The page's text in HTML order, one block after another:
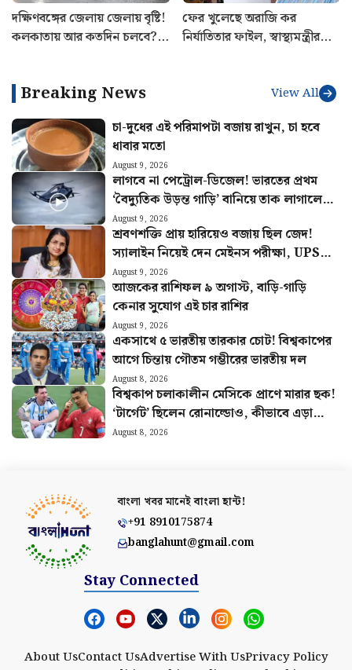
দক্ষিণবঙ্গের জেলায় জেলায় বৃষ্টি!
কলকাতায় আর কতদিন চলবে?
ফের খুলেছে অরাজি কর
নির্যাতিতার ফাইল, স্বাস্থ্যমন্ত্রীর
Breaking News View All
চা-দুধের এই পরিমাপটা বজায় রাখুন, চা হবে
ধাবার মতো
August 9, 2026
লাগবে না পেট্রোল-ডিজেল! ভারতের প্রথম
‘বৈদ্যুতিক উড়ন্ত গাড়ি’ বানিয়ে তাক লাগালেন
উত্তরাখণ্ডের রবি
August 9, 2026
শ্রবণশক্তি প্রায় হারিয়েও বজায় ছিল জেদ!
স্যালাইন নিয়েই দেন মেইনস পরীক্ষা, UPSC-
তে বাজিমাত সৌম্যার
August 9, 2026
আজকের রাশিফল ৯ অগাস্ট, বাড়ি-গাড়ি
কেনার সুযোগ এই চার রাশির
August 9, 2026
একসাথে ৫ ভারতীয় তারকার চোট! বিশ্বকাপের
আগে চিন্তায় গৌতম গম্ভীরের ভারতীয় দল
August 8, 2026
বিশ্বকাপ চলাকালীন মেসিকে প্রাণে মারার ছক!
‘টার্গেট’ ছিলেন রোনাল্ডোও, কীভাবে এড়ানো
গেল হামলা?
August 8, 2026
বাংলা খবর মানেইবাংলা হান্ট!
+91 8910175874
banglahunt@gmail.com
Stay Connected
About UsContact UsAdvertise With UsPrivacy Policy